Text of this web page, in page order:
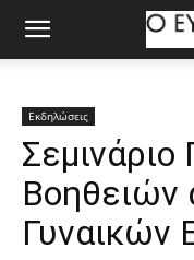
Εκδηλώσεις
Βοηθειών
Γυναικών